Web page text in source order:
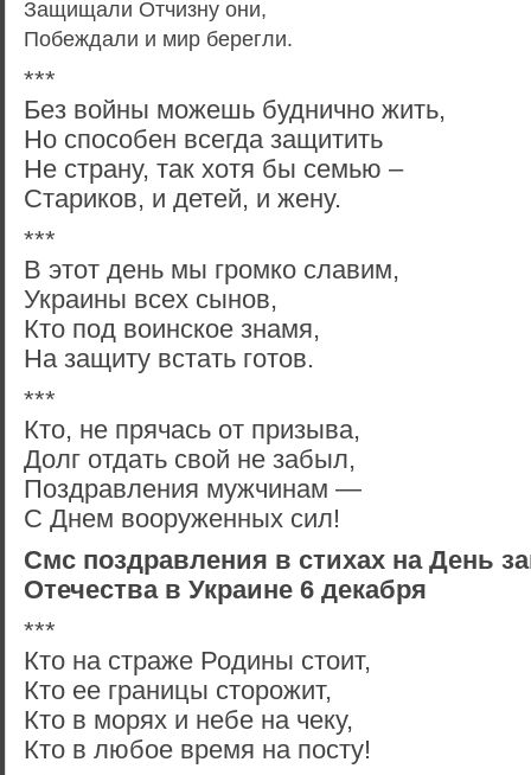
Защищали Отчизну они,
Побеждали и мир берегли.
***
Без войны можешь буднично жить,
Но способен всегда защитить
Не страну, так хотя бы семью –
Стариков, и детей, и жену.
***
В этот день мы громко славим,
Украины всех сынов,
Кто под воинское знамя,
На защиту встать готов.
***
Кто, не прячась от призыва,
Долг отдать свой не забыл,
Поздравления мужчинам —
С Днем вооруженных сил!
Смс поздравления в стихах на День
Отечества в Украине 6 декабря
***
Кто на страже Родины стоит,
Кто ее границы сторожит,
Кто в морях и небе на чеку,
Кто в любое время на посту!